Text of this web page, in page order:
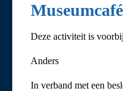
Deze activiteit is voorbij
Anders
In verband met een